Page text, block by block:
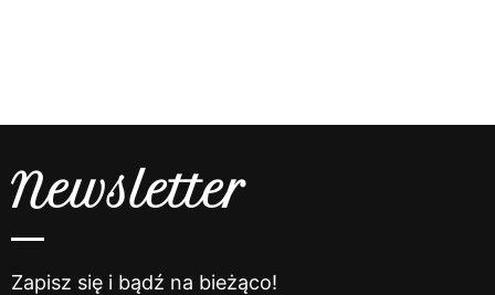
Newsletter
Zapisz się i bądź na bieżąco!